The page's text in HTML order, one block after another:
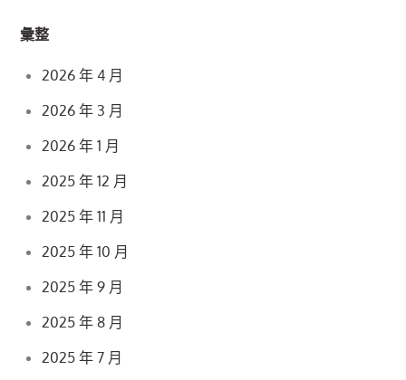
彙整
2026 年 4 月
2026 年 3 月
2026 年 1 月
2025 年 12 月
2025 年 11 月
2025 年 10 月
2025 年 9 月
2025 年 8 月
2025 年 7 月